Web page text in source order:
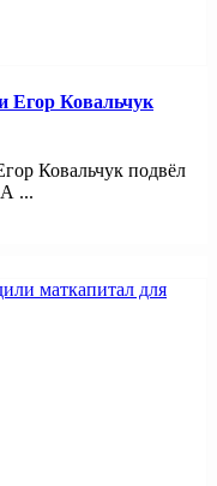
Егор Ковальчук
Ковальчук подвёл
...